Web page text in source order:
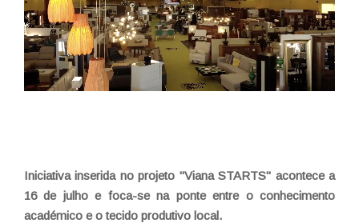
Iniciativa inserida no projeto "Viana STARTS" acontece a
16 de julho e foca-se na ponte entre o conhecimento
académico e o tecido produtivo local.